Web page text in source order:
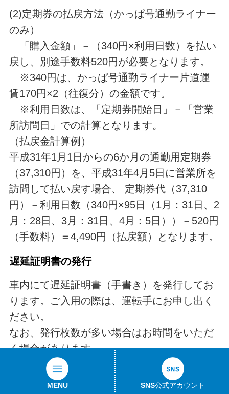
MENU SNS公式アカウント
(2)定期券の払戻方法（かっぱ号通勤ライナー
のみ）
「購入金額」－（340円×利用日数）を払い
戻し、別途手数料520円が必要となります。
※340円は、かっぱ号通勤ライナー片道運
賃170円×2（往復分）の金額です。
※利用日数は、「定期券開始日」－「営業
所訪問日」での計算となります。
（払戻金計算例）
平成31年1月1日からの6か月の通勤用定期券
（37,310円）を、平成31年4月5日に営業所を
訪問して払い戻す場合、 定期券代（37,310
円）－利用日数（340円×95日（1月：31日、2
月：28日、3月：31日、4月：5日））－520円
（手数料）＝4,490円（払戻額）となります。
遅延証明書の発行
車内にて遅延証明書（手書き）を発行してお
ります。ご入用の際は、運転手にお申し出く
ださい。
なお、発行枚数が多い場合はお時間をいただ
く場合があります。
忘れ物の確認方法